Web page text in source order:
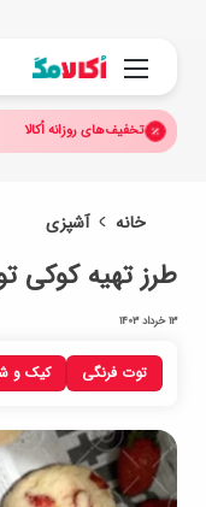
منو
تخفیف‌های روزانه اُکالا
خانه آشپزی
توت فرنگی کیک و
طرز تهیه کوکی
13 خرداد 1403